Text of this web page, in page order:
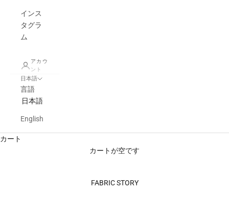
インス
タグラ
ム
アカウ
ント
日本語
言語
日本語
English
カート
カートが空です
FABRIC STORY